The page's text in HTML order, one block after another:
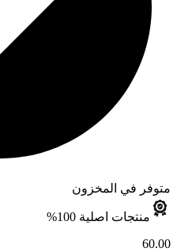
متوفر في المخزون
منتجات اصلية 100%
60.00